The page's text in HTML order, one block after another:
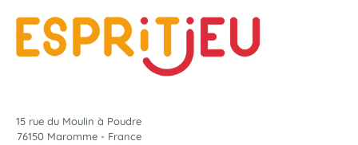
15 rue du Moulin à Poudre
76150 Maromme - France